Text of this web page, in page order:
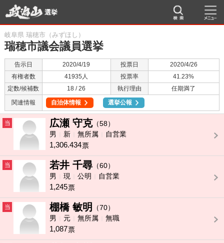
選挙
岐阜県 瑞穂市（みずほし）
瑞穂市議会議員選挙
告示日 2020/4/19 投票日
2020/4/26
有権者数
41935人 投票率
41.23%
定数/候補数
18 / 26 執行理由
任期満了
関連情報
自治体情報 選挙公報
当 広瀬 守克（58）
男
新 無所属 自営業
1,306.434票
当 若井 千尋 （60）
男
現 公明 自営業
1,245票
当 棚橋 敏明
（70）
男
元 無所属 無職
1,087票